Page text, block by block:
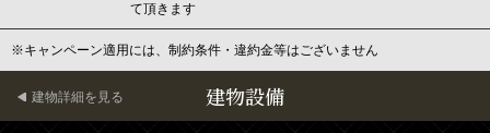
て頂きます
※キャンペーン適用には、制約条件・違約金等はございません
建物設備
建物詳細を見る